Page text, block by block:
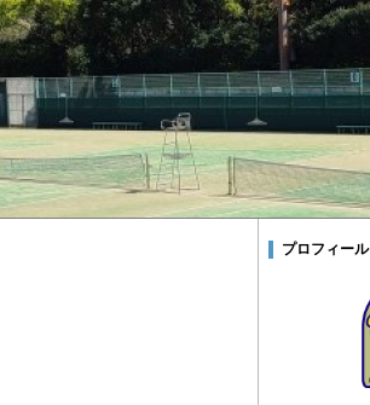
プロフィール